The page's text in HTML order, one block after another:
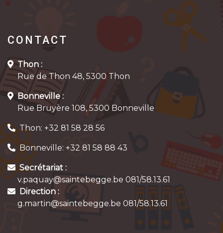
CONTACT
Thon :
Rue de Thon 48, 5300 Thon
Bonneville :
Rue Bruyère 108, 5300 Bonneville
Thon: +32 81 58 28 56
Bonneville: +32 81 58 88 43
Secrétariat :
v.paquay@saintebegge.be 081/58.13.61
Direction :
g.martin@saintebegge.be 081/58.13.61